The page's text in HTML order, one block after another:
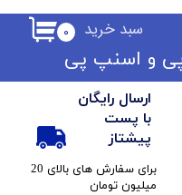
ارسال رایگان
با پست
پیشتاز
​برای سفارش های بالای 20
میلیون تومان
۰ سبد خرید
​​​​​​​و اسنپ پی